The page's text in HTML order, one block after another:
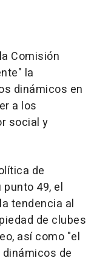
Comisión
la
dinámicos en
a los
social y
de
49, el
tendencia al
de clubes
así como "el
de